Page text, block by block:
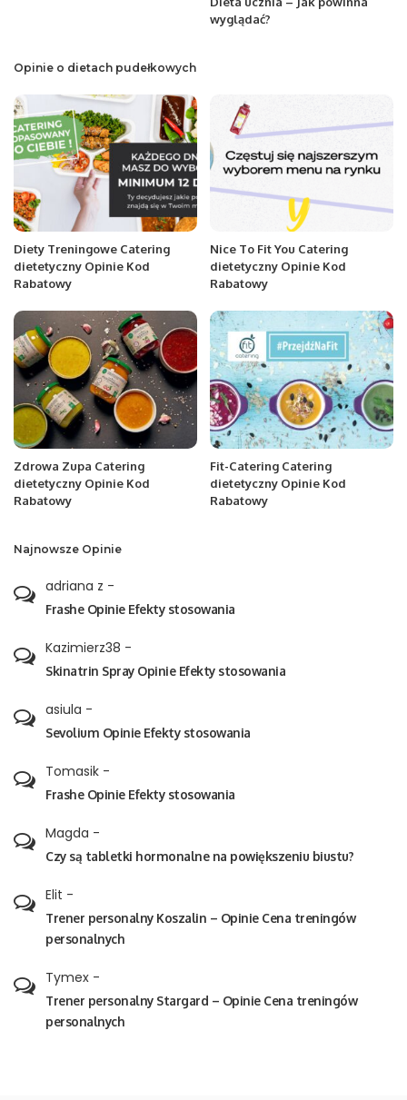
wyglądać?
Opinie o dietach pudełkowych
Diety Treningowe Catering
dietetyczny Opinie Kod
Rabatowy
Nice To Fit You Catering
dietetyczny Opinie Kod
Rabatowy
Zdrowa Zupa Catering
dietetyczny Opinie Kod
Rabatowy
Fit-Catering Catering
dietetyczny Opinie Kod
Rabatowy
Najnowsze Opinie
adriana z -
Frashe Opinie Efekty stosowania
Kazimierz38 -
Skinatrin Spray Opinie Efekty stosowania
asiula -
Sevolium Opinie Efekty stosowania
Tomasik -
Frashe Opinie Efekty stosowania
Magda -
Czy są tabletki hormonalne na powiększeniu biustu?
Elit -
Trener personalny Koszalin – Opinie Cena treningów
personalnych
Tymex -
Trener personalny Stargard – Opinie Cena treningów
personalnych